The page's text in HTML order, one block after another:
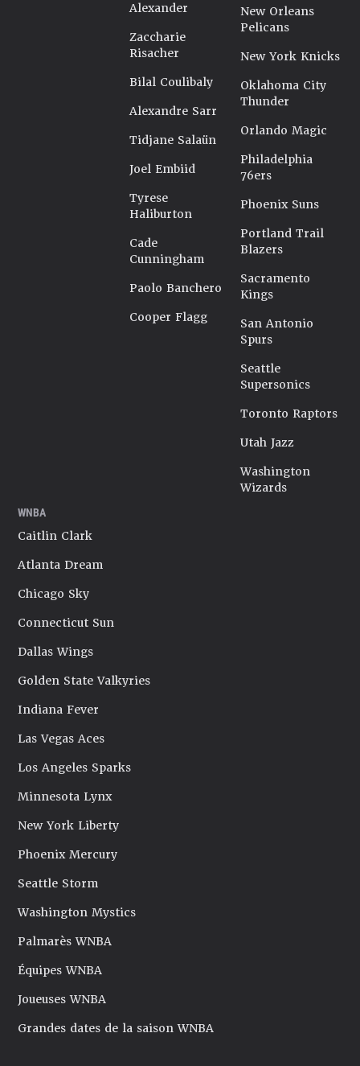
Alexander
Zaccharie
Risacher
Bilal Coulibaly
Alexandre Sarr
Tidjane Salaün
Joel Embiid
Tyrese
Haliburton
Cade
Cunningham
Paolo Banchero
Cooper Flagg
New Orleans
Pelicans
New York Knicks
Oklahoma City
Thunder
Orlando Magic
Philadelphia
76ers
Phoenix Suns
Portland Trail
Blazers
Sacramento
Kings
San Antonio
Spurs
Seattle
Supersonics
Toronto Raptors
Utah Jazz
Washington
Wizards
WNBA
Caitlin Clark
Atlanta Dream
Chicago Sky
Connecticut Sun
Dallas Wings
Golden State Valkyries
Indiana Fever
Las Vegas Aces
Los Angeles Sparks
Minnesota Lynx
New York Liberty
Phoenix Mercury
Seattle Storm
Washington Mystics
Palmarès WNBA
Équipes WNBA
Joueuses WNBA
Grandes dates de la saison WNBA